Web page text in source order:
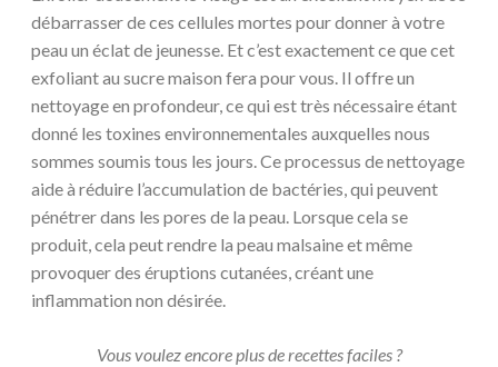
débarrasser de ces cellules mortes pour donner à votre
peau un éclat de jeunesse. Et c’est exactement ce que cet
exfoliant au sucre maison fera pour vous. Il offre un
nettoyage en profondeur, ce qui est très nécessaire étant
donné les toxines environnementales auxquelles nous
sommes soumis tous les jours. Ce processus de nettoyage
aide à réduire l’accumulation de bactéries, qui peuvent
pénétrer dans les pores de la peau. Lorsque cela se
produit, cela peut rendre la peau malsaine et même
provoquer des éruptions cutanées, créant une
inflammation non désirée.
Vous voulez encore plus de recettes faciles ?